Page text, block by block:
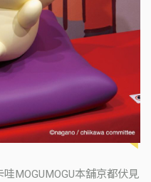
MOGUMOGU本舖京都伏見